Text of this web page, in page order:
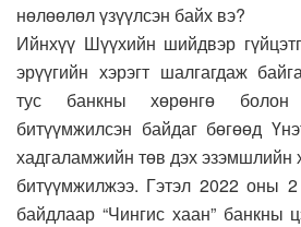
нөлөөлөл үзүүлсэн байх вэ?
Ийнхүү Шүүхийн шийдвэр
эрүүгийн хэрэгт шалгагдаж
тус банкны хөрөнгө болон
битүүмжилсэн байдаг бөгөөд
хадгаламжийн төв дэх эзэмшлийн
битүүмжилжээ. Гэтэл 2022 оны
байдлаар “Чингис хаан” банкны